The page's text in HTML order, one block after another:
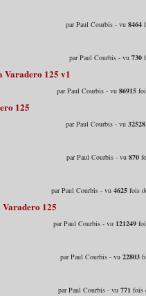
par Paul Courbis - vu8464
par Paul Courbis - vu730
Varadero 125 v1
par Paul Courbis - vu86915
125
par Paul Courbis - vu32528
par Paul Courbis - vu870
par Paul Courbis - vu4625 fois
125
par Paul Courbis - vu 121249
par Paul Courbis - vu22803
par Paul Courbis - vu771 fois